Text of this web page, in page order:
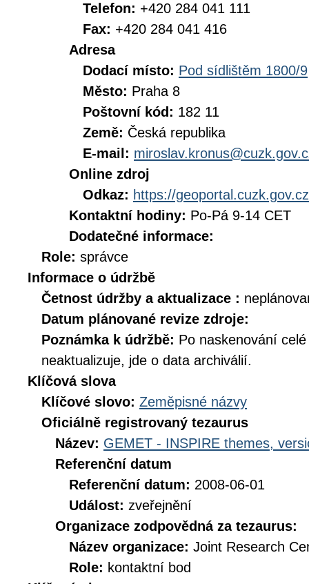
Telefon: +420 284 041 111
Fax: +420 284 041 416
Adresa
Dodací místo: Pod sídlištěm 1800/9
Město: Praha 8
Poštovní kód: 182 11
Země: Česká republika
E-mail:
Online zdroj
Odkaz: https://geoportal.cuzk.gov.cz
Kontaktní hodiny: Po-Pá 9-14 CET
Dodatečné informace:
Role: správce
Informace o údržbě
Četnost údržby a aktualizace :
Datum plánované revize zdroje:
Poznámka k údržbě: Po naskenování
neaktualizuje, jde o data archiválií.
Klíčová slova
Klíčové slovo: Zeměpisné názvy
Oficiálně registrovaný tezaurus
Název: GEMET - INSPIRE themes,
Referenční datum
Referenční datum: 2008-06-01
Událost: zveřejnění
Organizace zodpovědná za tezaurus:
Název organizace: Joint Research
Role: kontaktní bod